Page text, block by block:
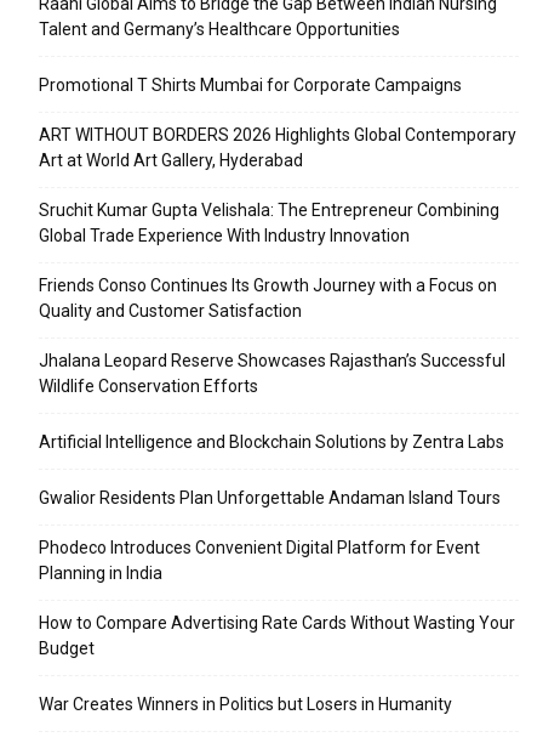
Raahi Global Aims to Bridge the Gap Between Indian Nursing
Talent and Germany’s Healthcare Opportunities
Promotional T Shirts Mumbai for Corporate Campaigns
ART WITHOUT BORDERS 2026 Highlights Global Contemporary
Art at World Art Gallery, Hyderabad
Sruchit Kumar Gupta Velishala: The Entrepreneur Combining
Global Trade Experience With Industry Innovation
Friends Conso Continues Its Growth Journey with a Focus on
Quality and Customer Satisfaction
Jhalana Leopard Reserve Showcases Rajasthan’s Successful
Wildlife Conservation Efforts
Artificial Intelligence and Blockchain Solutions by Zentra Labs
Gwalior Residents Plan Unforgettable Andaman Island Tours
Phodeco Introduces Convenient Digital Platform for Event
Planning in India
How to Compare Advertising Rate Cards Without Wasting Your
Budget
War Creates Winners in Politics but Losers in Humanity